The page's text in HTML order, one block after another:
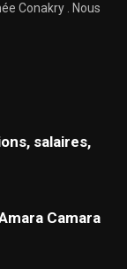
Conakry . Nous
salaires,
Camara